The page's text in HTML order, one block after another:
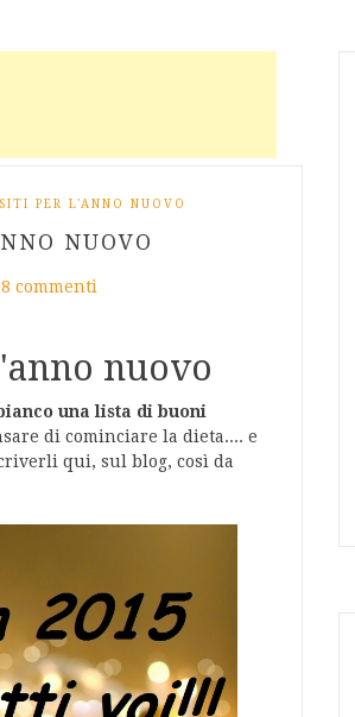
PER L'ANNO NUOVO
NUOVO
8 commenti
nuovo
una lista di buoni
di cominciare la dieta.... e
qui, sul blog, così da